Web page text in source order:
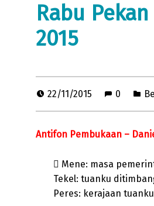
Rabu
2015
22/11/2015 0
Antifon Pembukaan –
 Mene: masa
Tekel: tuanku
Peres: kerajaan